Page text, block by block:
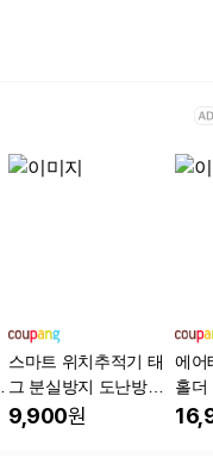
스마트 위치추적기 태
그 분실방지 도난방지
트래커 Find My 에어태
9,900원
에어
홀더
세트